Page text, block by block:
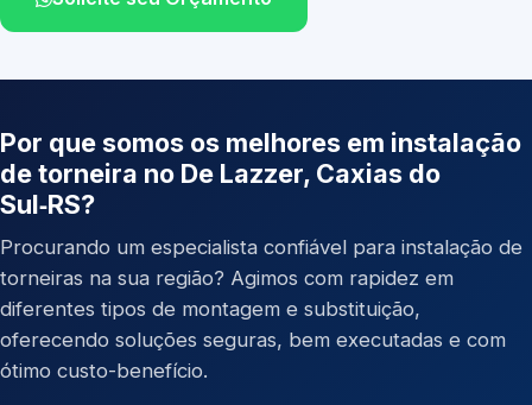
Por que somos os melhores em instalação
de torneira no De Lazzer, Caxias do
Sul‑RS?
Procurando um especialista confiável para instalação de
torneiras na sua região? Agimos com rapidez em
diferentes tipos de montagem e substituição,
oferecendo soluções seguras, bem executadas e com
ótimo custo-benefício.